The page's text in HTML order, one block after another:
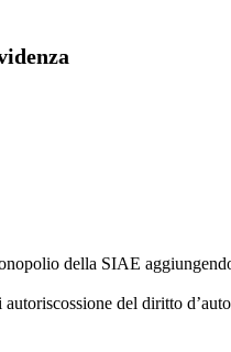
della SIAE
del diritto